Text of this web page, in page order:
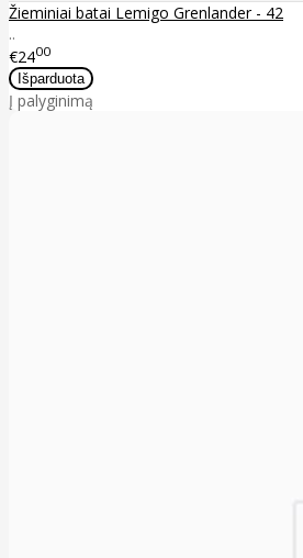
Žieminiai batai Lemigo Grenlander - 42
..
€2400
Į palyginimą